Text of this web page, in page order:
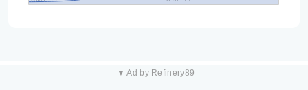
▼ Ad by Refinery89